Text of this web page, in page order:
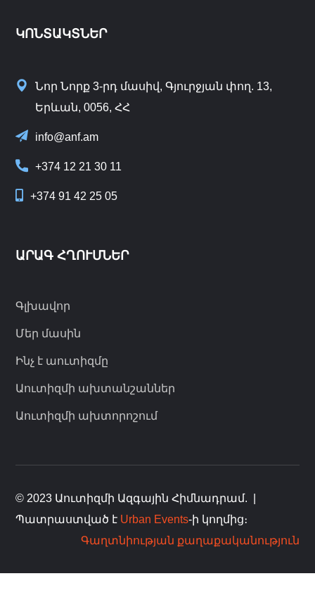
ԿՈՆՏԱԿՏՆԵՐ
Նոր Նորք 3-րդ մասիվ, Գյուրջյան փող. 13,
Երևան, 0056, ՀՀ
info@anf.am
+374 12 21 30 11
+374 91 42 25 05
ԱՐԱԳ ՀՂՈՒՄՆԵՐ
Գլխավոր
Մեր մասին
Ինչ է աուտիզմը
Աուտիզմի ախտանշաններ
Աուտիզմի ախտորոշում
© 2023 Աուտիզմի Ազգային Հիմնադրամ.
Պատրաստված է Urban Events-ի կողմից։
Գաղտնիության քաղաքականություն